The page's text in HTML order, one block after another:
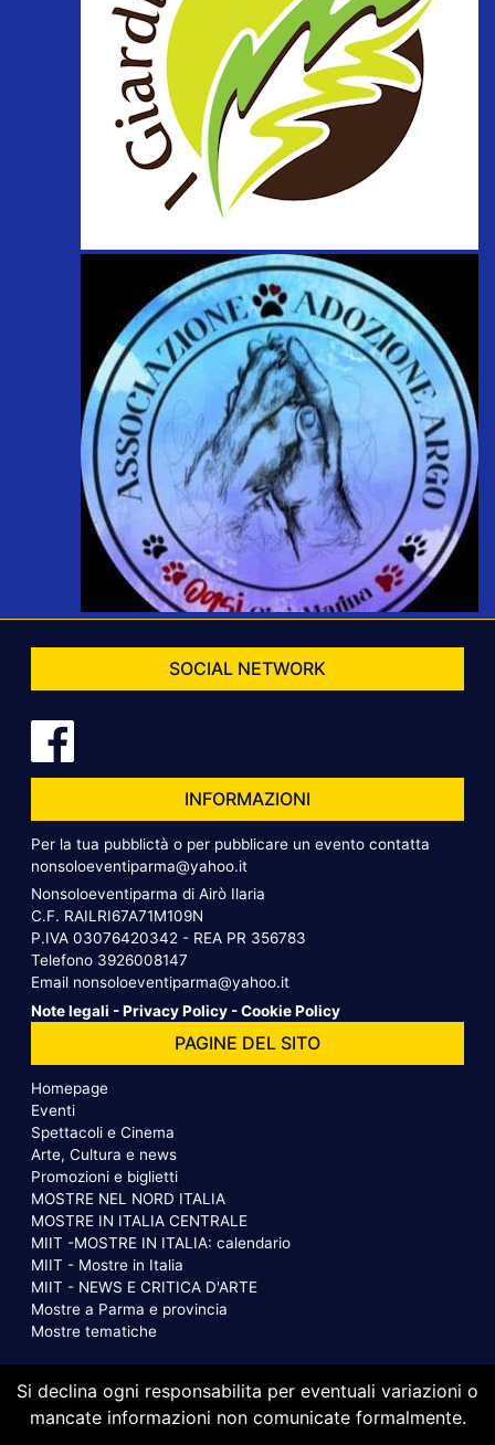
SOCIAL NETWORK
INFORMAZIONI
Per la tua pubblictà o per pubblicare un evento contatta
nonsoloeventiparma@yahoo.it
Nonsoloeventiparma di Airò Ilaria
C.F. RAILRI67A71M109N
P.IVA 03076420342 - REA PR 356783
Telefono 3926008147
Email nonsoloeventiparma@yahoo.it
Note legali -Privacy Policy -Cookie Policy
PAGINE DEL SITO
Homepage
Eventi
Spettacoli e Cinema
Arte, Cultura e news
Promozioni e biglietti
MOSTRE NEL NORD ITALIA
MOSTRE IN ITALIA CENTRALE
MIIT -MOSTRE IN ITALIA: calendario
MIIT - Mostre in Italia
MIIT - NEWS E CRITICA D'ARTE
Mostre a Parma e provincia
Mostre tematiche
Si declina ogni responsabilita per eventuali variazioni o
mancate informazioni non comunicate formalmente.